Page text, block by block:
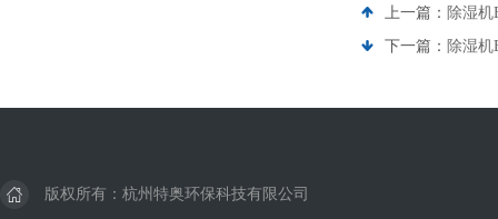
上一篇： 除湿机
下一篇： 除湿机
版权所有：杭州特奥环保科技有限公司